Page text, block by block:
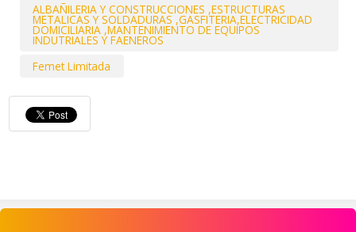
ALBAÑILERIA Y CONSTRUCCIONES ,ESTRUCTURAS
METALICAS Y SOLDADURAS ,GASFITERIA,ELECTRICIDAD
DOMICILIARIA ,MANTENIMIENTO DE EQUIPOS
INDUTRIALES Y FAENEROS
Femet Limitada